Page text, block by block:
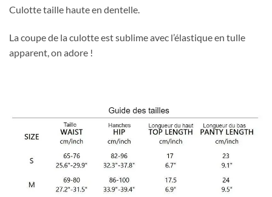
Culotte taille haute en dentelle.
La coupe de la culotte est sublime avec l’élastique en tulle
apparent, on adore !